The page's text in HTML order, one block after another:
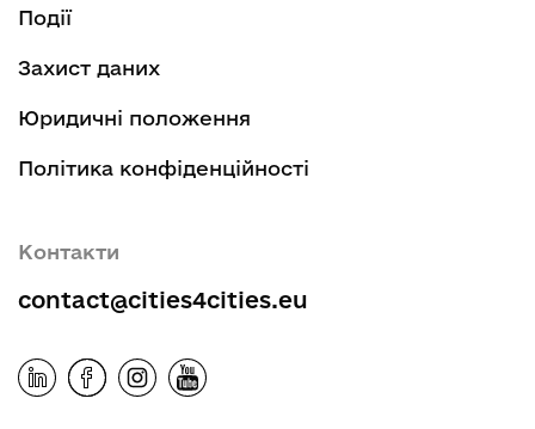
Події
Захист даних
Юридичні положення
Політика конфіденційності
Контакти
contact@cities4cities.eu